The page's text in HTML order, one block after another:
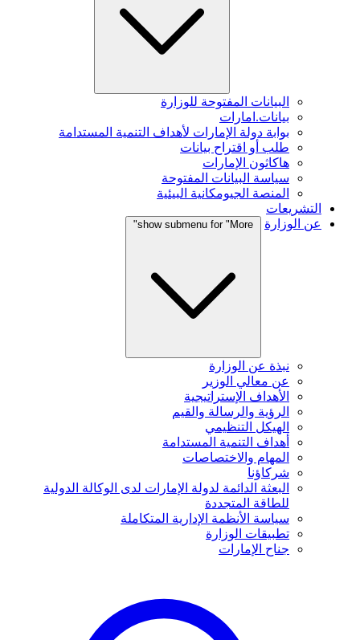
البيانات المفتوحة للوزارة
بيانات.امارات
بوابة دولة الإمارات لأهداف التنمية المستدامة
طلب أو اقتراح بيانات
هاكاثون الإمارات
سياسة البيانات المفتوحة
المنصة الجيومكانية البيئية
التشريعات
عن الوزارة
show submenu for "More"
نبذة عن الوزارة
عن معالي الوزير
الأهداف الإستراتيجية
الرؤية والرسالة والقيم
الهيكل التنظيمي
أهداف التنمية المستدامة
المهام والاختصاصات
شركاؤنا
البعثة الدائمة لدولة الإمارات لدى الوكالة الدولية
للطاقة المتجددة
سياسة الأنظمة الإدارية المتكاملة
تطبيقات الوزارة
جناح الإمارات